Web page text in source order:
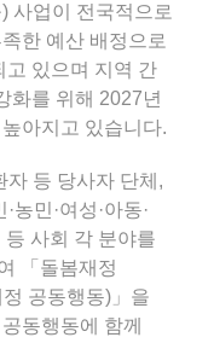
사업이 전국적으로
한 예산 배정으로
고 있으며 지역 간
화를 위해 2027년
아지고 있습니다.
자 등 당사자 단체,
농민·여성·아동·
등 사회 각 분야를
「돌봄재정
공동행동)」을
동행동에 함께